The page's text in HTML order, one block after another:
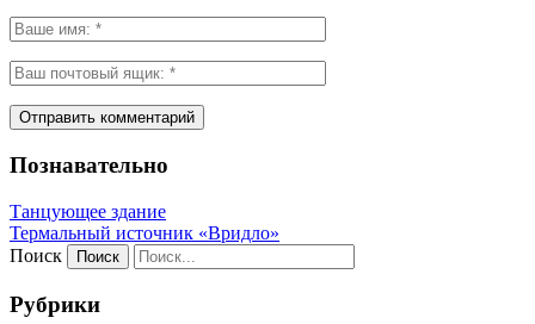
Познавательно
Танцующее здание
Термальный источник «Вридло»
Поиск
Рубрики